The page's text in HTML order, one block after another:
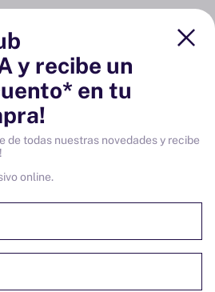
y recibe un
en tu
de todas nuestras novedades y recibe
online.